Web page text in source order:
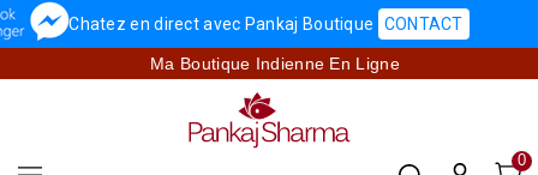
Chatez en direct avec Pankaj Boutique CONTACT
Ma Boutique Indienne En Ligne
0